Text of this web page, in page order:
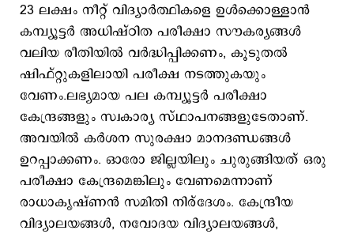
23 ലക്ഷം നീറ്റ് വിദ്യാർത്ഥികളെ ഉൾക്കൊള്ളാൻ
കമ്പ്യൂട്ടർ അധിഷ്ഠിത പരീക്ഷാ സൗകര്യങ്ങൾ
വലിയ രീതിയിൽ വർദ്ധിപ്പിക്കണം, കൂടുതൽ
ഷിഫ്റ്റുകളിലായി പരീക്ഷ നടത്തുകയും
വേണം.ലഭ്യമായ പല കമ്പ്യൂട്ടർ പരീക്ഷാ
കേന്ദ്രങ്ങളും സ്വകാര്യ സ്ഥാപനങ്ങളുടേതാണ്.
അവയിൽ കർശന സുരക്ഷാ മാനദണ്ഡങ്ങൾ
ഉറപ്പാക്കണം. ഓരോ ജില്ലയിലും ചുരുങ്ങിയത് ഒരു
പരീക്ഷാ കേന്ദ്രമെങ്കിലും വേണമെന്നാണ്
രാധാകൃഷ്ണൻ സമിതി നിര്‌ദേശം. കേന്ദ്രീയ
വിദ്യാലയങ്ങൾ, നവോദയ വിദ്യാലയങ്ങൾ,